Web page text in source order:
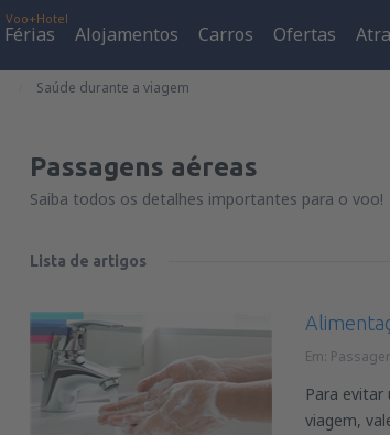
Voo+Hotel
Férias Alojamentos Carros Ofertas
Saúde durante a viagem
Passagens aéreas
Saiba todos os detalhes importantes para o voo!
Lista de artigos
Em:
Para
viagem,